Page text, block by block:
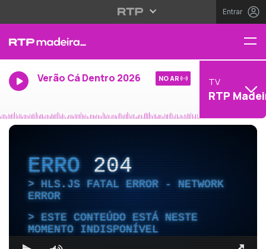
Entrar
Verão Cá Dentro 2026 NO AR TV
RTP
ERRO204
HLS.JS FATAL ERROR - NETWORK
ERROR
ESTE CONTEÚDO ESTÁ NESTE
MOMENTO INDISPONÍVEL